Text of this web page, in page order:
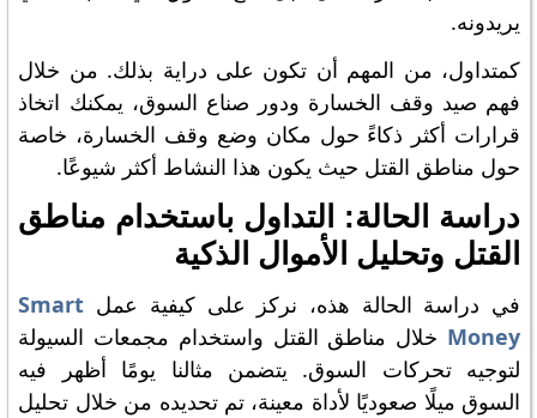
يريدونه.
كمتداول، من المهم أن تكون على دراية بذلك. من خلال
فهم صيد وقف الخسارة ودور صناع السوق، يمكنك اتخاذ
قرارات أكثر ذكاءً حول مكان وضع وقف الخسارة، خاصة
حول مناطق القتل حيث يكون هذا النشاط أكثر شيوعًا.
دراسة الحالة: التداول باستخدام مناطق
القتل وتحليل الأموال الذكية
في دراسة الحالة هذه، نركز على كيفية عمل Smart
Money خلال مناطق القتل واستخدام مجمعات السيولة
لتوجيه تحركات السوق. يتضمن مثالنا يومًا أظهر فيه
السوق ميلًا صعوديًا لأداة معينة، تم تحديده من خلال تحليل